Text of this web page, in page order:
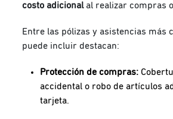
costo adicional al realizar compras
Entre las pólizas y asistencias más
puede incluir destacan:
Protección de compras:
accidental o robo de artículos
tarjeta.